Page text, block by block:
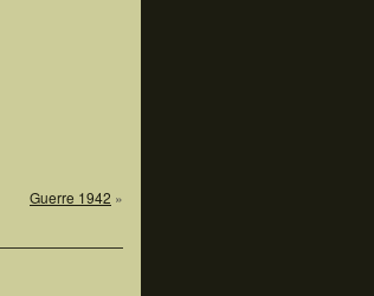
Guerre 1942 »